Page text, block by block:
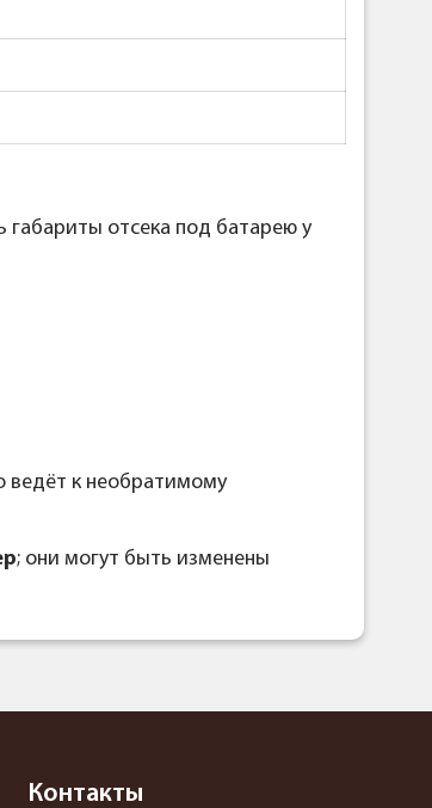
отсека под батарею у
ведёт к необратимому
; они могут быть изменены
Контакты